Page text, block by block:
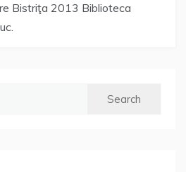
Bistriţa 2013 Biblioteca